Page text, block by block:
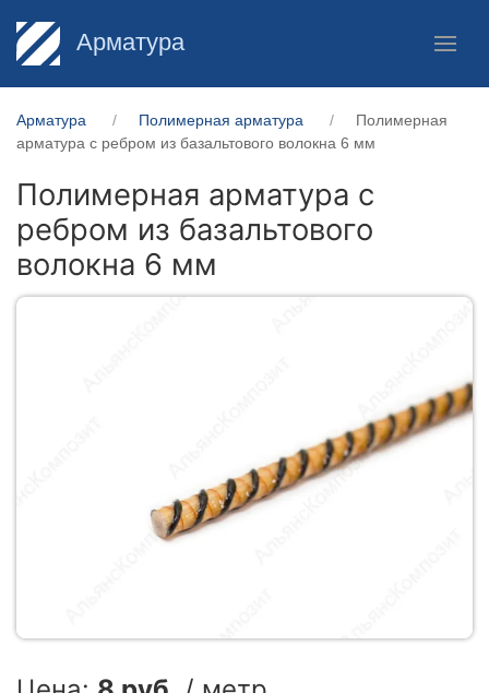
Арматура
Арматура Полимерная арматура
Полимерная
арматура c ребром из базальтового волокна 6 мм
Полимерная арматура c
ребром из базальтового
волокна 6 мм